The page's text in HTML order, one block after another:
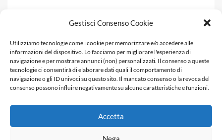
Gestisci Consenso Cookie
Utilizziamo tecnologie come i cookie per memorizzare e/o accedere alle
informazioni del dispositivo. Lo facciamo per migliorare l'esperienza di
navigazione e per mostrare annunci (non) personalizzati. Il consenso a queste
tecnologie ci consentirà di elaborare dati quali il comportamento di
navigazione o gli ID univoci su questo sito. Il mancato consenso o la revoca del
consenso possono influire negativamente su alcune caratteristiche e funzioni.
Accetta
Fenilchetonuria
Dieta militare: come funziona, opinioni e schema tipo per
dimagrire in 3 giorni
Informativa Privacy